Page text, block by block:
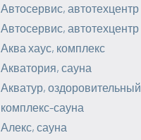
Автосервис, автотехцентр
Автосервис, автотехцентр
Аква хаус, комплекс
Акватория, сауна
Акватур, оздоровительный
комплекс-сауна
Алекс, сауна